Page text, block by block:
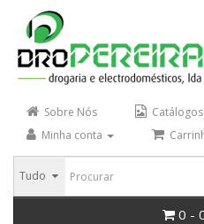
Sobre Nós Catálogos
Minha conta
Tudo
0 -